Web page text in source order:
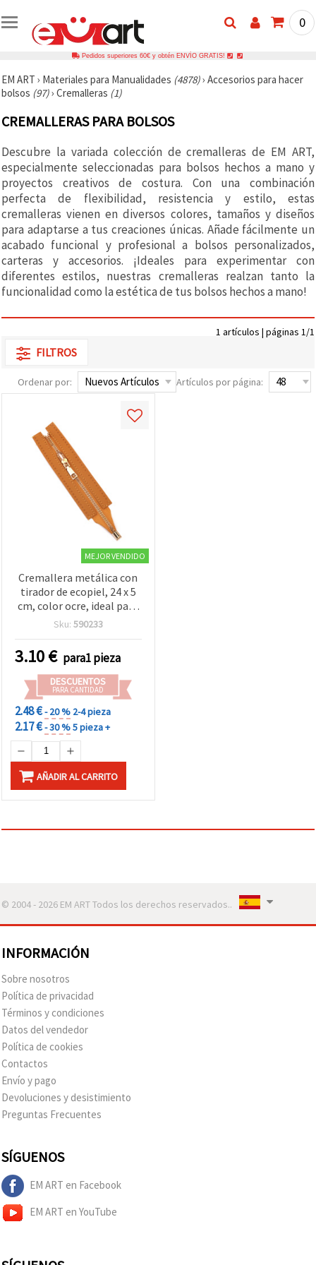
0
Pedidos superiores 60€ y obtén ENVÍO GRATIS!
EM ART › Materiales para Manualidades (4878)› Accesorios para hacer
bolsos (97)› Cremalleras (1)
CREMALLERAS PARA BOLSOS
Descubre la variada colección de cremalleras de EM ART,
especialmente seleccionadas para bolsos hechos a mano y
proyectos creativos de costura. Con una combinación
perfecta de flexibilidad, resistencia y estilo, estas
cremalleras vienen en diversos colores, tamaños y diseños
para adaptarse a tus creaciones únicas. Añade fácilmente un
acabado funcional y profesional a bolsos personalizados,
carteras y accesorios. ¡Ideales para experimentar con
diferentes estilos, nuestras cremalleras realzan tanto la
funcionalidad como la estética de tus bolsos hechos a mano!
1 artículos | páginas 1/1
FILTROS
Ordenar por: Artículos por página:
MEJOR VENDIDO
Cremallera metálica con
tirador de ecopiel, 24 x 5
cm, color ocre, ideal para
bolsos de ganchillo y
Sku: 590233
3.10€ para1 pieza
DESCUENTOS
PARA CANTIDAD
2.48 €- 20 % 2-4 pieza
2.17 €- 30 %5 pieza +
AÑADIR AL CARRITO
© 2004 - 2026 EM ART Todos los derechos reservados..
INFORMACIÓN
Sobre nosotros
Política de privacidad
Términos y condiciones
Datos del vendedor
Política de cookies
Contactos
Envío y pago
Devoluciones y desistimiento
Preguntas Frecuentes
SÍGUENOS
EM ART en Facebook
EM ART en YouTube